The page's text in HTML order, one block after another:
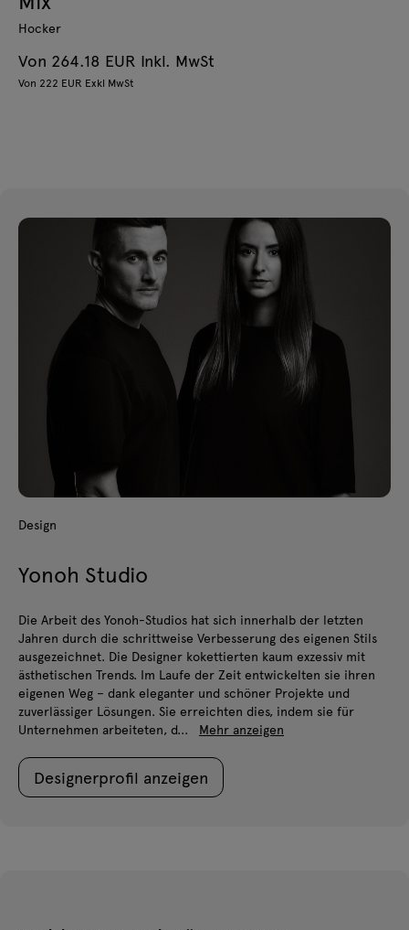
Hocker
Von 264.18 EUR Inkl. MwSt
Von 222 EUR Exkl MwSt
Design
Yonoh Studio
Die Arbeit des Yonoh-Studios hat sich innerhalb der letzten
Jahren durch die schrittweise Verbesserung des eigenen Stils
ausgezeichnet. Die Designer kokettierten kaum exzessiv mit
ästhetischen Trends. Im Laufe der Zeit entwickelten sie ihren
eigenen Weg – dank eleganter und schöner Projekte und
zuverlässiger Lösungen. Sie erreichten dies, indem sie für
Unternehmen arbeiteten, d...
Mehr anzeigen
Designerprofil anzeigen